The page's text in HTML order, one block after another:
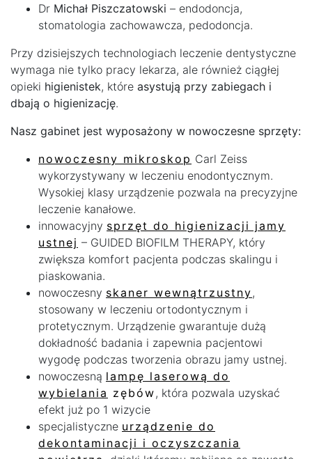
Dr Michał Piszczatowski – endodoncja,
stomatologia zachowawcza, pedodoncja.
Przy dzisiejszych technologiach leczenie dentystyczne
wymaga nie tylko pracy lekarza, ale również ciągłej
opieki higienistek, które asystują przy zabiegach i
dbają o higienizację.
Nasz gabinet jest wyposażony w nowoczesne sprzęty:
nowoczesny mikroskop Carl Zeiss
wykorzystywany w leczeniu enodontycznym.
Wysokiej klasy urządzenie pozwala na precyzyjne
leczenie kanałowe.
innowacyjny sprzęt do higienizacji jamy
ustnej – GUIDED BIOFILM THERAPY, który
zwiększa komfort pacjenta podczas skalingu i
piaskowania.
nowoczesny skaner wewnątrzustny,
stosowany w leczeniu ortodontycznym i
protetycznym. Urządzenie gwarantuje dużą
dokładność badania i zapewnia pacjentowi
wygodę podczas tworzenia obrazu jamy ustnej.
nowoczesną lampę laserową do
wybielania zębów, która pozwala uzyskać
efekt już po 1 wizycie
specjalistyczne urządzenie do
dekontaminacji i oczyszczania